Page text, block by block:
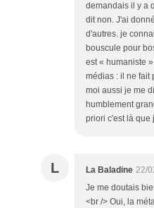
demandais il y a
dit non. J'ai
d'autres. je
bouscule pour
est « humaniste
médias : il ne fait
moi aussi je me
humblement
priori c'est là que
L La Baladine 22/
Je me doutais
<br /> Oui, la